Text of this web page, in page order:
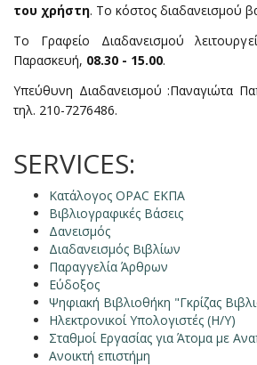
του χρήστη. Το κόστος διαδανεισμού
Το Γραφείο Διαδανεισμού
Παρασκευή, 08.30 - 15.00.
Υπεύθυνη Διαδανεισμού :Παναγιώτα
τηλ. 210-7276486.
SERVICES:
Κατάλογος OPAC ΕΚΠΑ
Βιβλιογραφικές Βάσεις
Δανεισμός
Διαδανεισμός Βιβλίων
Παραγγελία Άρθρων
Εύδοξος
Ψηφιακή Βιβλιοθήκη "Γκρίζας
Ηλεκτρονικοί Υπολογιστές (Η/Υ)
Σταθμοί Εργασίας για Άτομα με
Ανοικτή επιστήμη